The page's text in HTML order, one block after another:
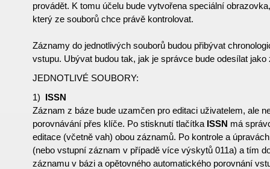
provádět. K tomu účelu bude vytvořena speciální
který ze souborů chce právě kontrolovat.
Záznamy do jednotlivých souborů budou přibývat
vstupu. Ubývat budou tak, jak je správce bude odesílat jako
JEDNOTLIVÉ SOUBORY:
1) ISSN
Záznam z báze bude uzamčen pro editaci uživatelem, ale
porovnávání přes klíče. Po stisknutí tlačítka ISSN má
editace (včetně vah) obou záznamů. Po kontrole a
(nebo vstupní záznam v případě více výskytů 011a) a tím
záznamu v bázi a opětovného automatického porovnání